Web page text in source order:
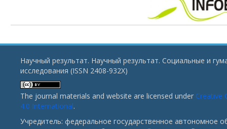
Научный результат. Научный результат. Социальные и
исследования (ISSN 2408-932X)
The journal materials and website are licensed under Creative
4.0 International.
Учредитель: федеральное государственное автономное